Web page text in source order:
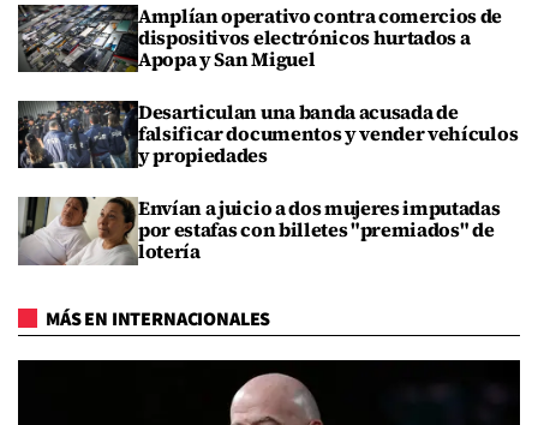
Amplían operativo contra comercios de
dispositivos electrónicos hurtados a
Apopa y San Miguel
Desarticulan una banda acusada de
falsificar documentos y vender vehículos
y propiedades
Envían a juicio a dos mujeres imputadas
por estafas con billetes "premiados" de
lotería
MÁS EN INTERNACIONALES